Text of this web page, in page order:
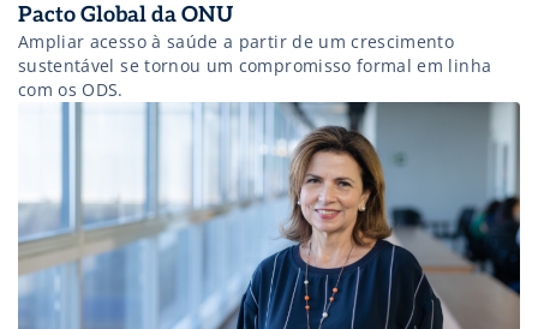
Pacto Global da ONU
Ampliar acesso à saúde a partir de um crescimento
sustentável se tornou um compromisso formal em linha
com os ODS.